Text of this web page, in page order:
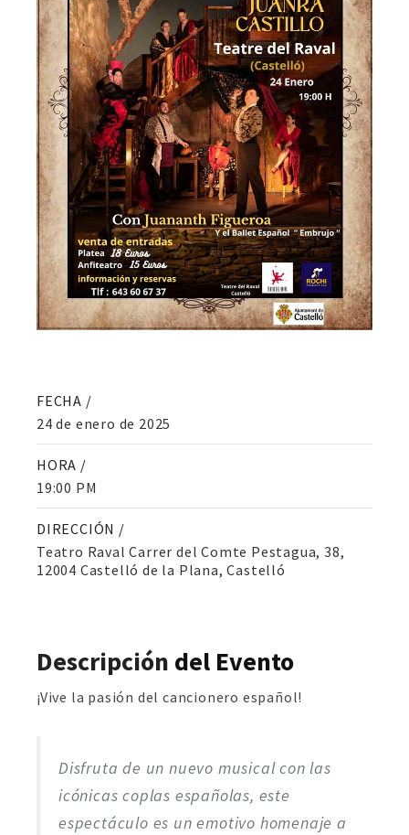
FECHA /
24 de enero de 2025
HORA /
19:00 PM
DIRECCIÓN /
Teatro Raval Carrer del Comte Pestagua, 38,
12004 Castelló de la Plana, Castelló
Descripción del Evento
¡Vive la pasión del cancionero español!
Disfruta de un nuevo musical con las
icónicas coplas españolas, este
espectáculo es un emotivo homenaje a